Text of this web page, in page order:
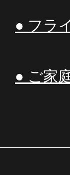
● フラ
● ご家